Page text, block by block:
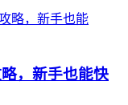
，新手也能快